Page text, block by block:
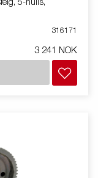
5-hulls,
316171
3 241 NOK